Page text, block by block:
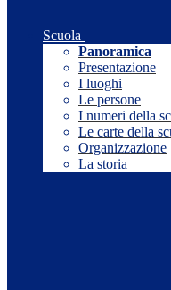
Scuola
Panoramica
Presentazione
I luoghi
Le persone
I numeri della
Le carte della
Organizzazione
La storia